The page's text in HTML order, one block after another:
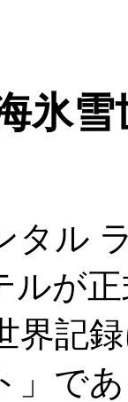
氷
タル
ルが
界記
」で